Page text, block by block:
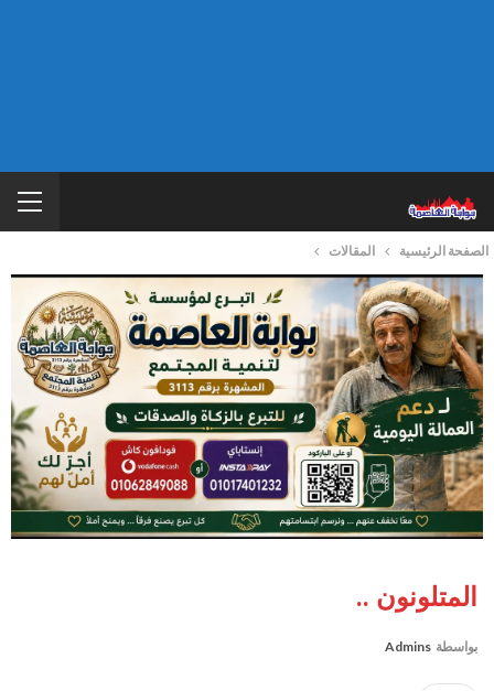
الصفحة الرئيسية المقالات
المتلونون ..
بواسطة Admins